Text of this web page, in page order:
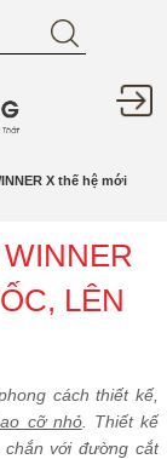
X thế hệ mới
LÊN
cách thiết kế,
cỡ nhỏ. Thiết kế
với đường cắt